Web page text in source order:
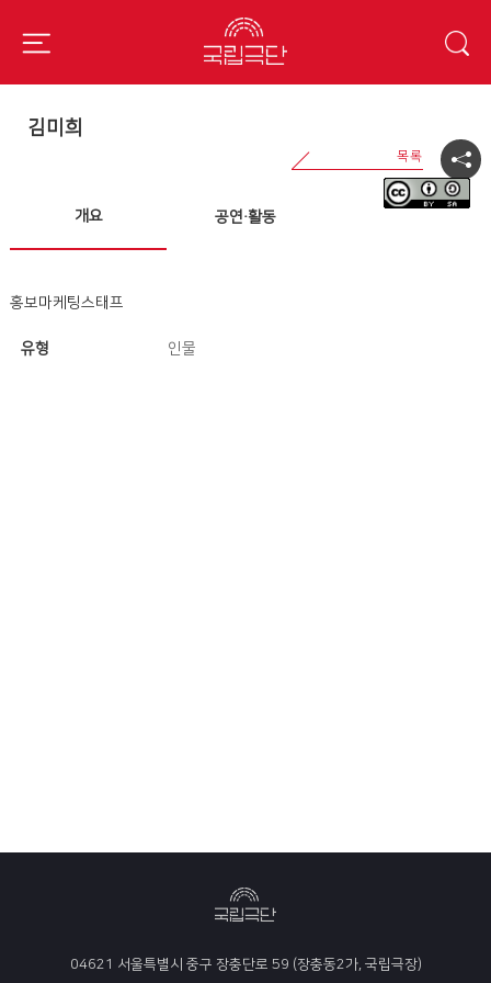
김미희
개요 공연·활동
홍보마케팅스태프
유형 인물
04621 서울특별시 중구 장충단로 59 (장충동2가, 국립극장)